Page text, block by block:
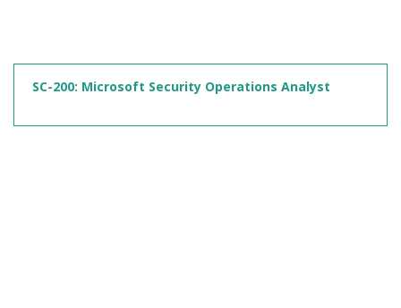
SC-200: Microsoft Security Operations Analyst